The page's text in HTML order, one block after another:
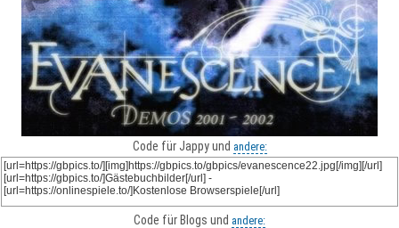
Code für Jappy und andere:
Code für Blogs und andere: